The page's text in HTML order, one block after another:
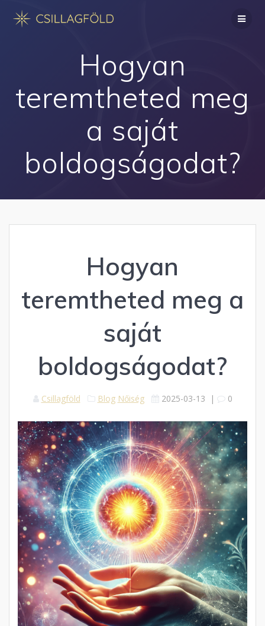
Hogyan
teremtheted meg
a saját
boldogságodat?
Hogyan
teremtheted meg a
saját
boldogságodat?
Csillagföld Blog Nőiség 2025-03-13 | 0